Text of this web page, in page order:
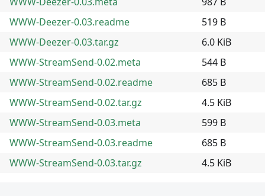
WWW-Deezer-0.03.readme
519 B
WWW-Deezer-0.03.tar.gz
6.0 KiB
WWW-StreamSend-0.02.meta
544 B
WWW-StreamSend-0.02.readme
685 B
WWW-StreamSend-0.02.tar.gz
4.5 KiB
WWW-StreamSend-0.03.meta
599 B
WWW-StreamSend-0.03.readme
685 B
WWW-StreamSend-0.03.tar.gz
4.5 KiB